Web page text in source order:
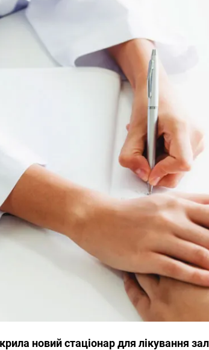
новий стаціонар для лікування